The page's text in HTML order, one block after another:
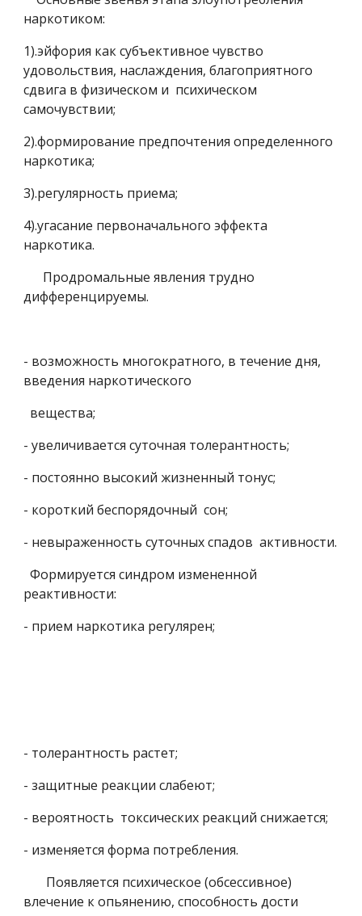
наркотиком:
1).эйфория как субъективное чувство
удовольствия, наслаждения, благоприятного
сдвига в физическом и  психическом
самочувствии;
2).формирование предпочтения определенного
наркотика;
3).регулярность приема;
4).угасание первоначального эффекта
наркотика.
дифференцируемы.
- возможность многократного, в течение дня,
введения наркотического
  вещества;
- увеличивается суточная толерантность;
- постоянно высокий жизненный тонус;
- короткий беспорядочный  сон;
- невыраженность суточных спадов  активности.
  Формируется синдром измененной
реактивности:
- прием наркотика регулярен;
- толерантность растет;
- защитные реакции слабеют;
- вероятность  токсических реакций снижается;
- изменяется форма потребления.
влечение к опьянению, способность дости